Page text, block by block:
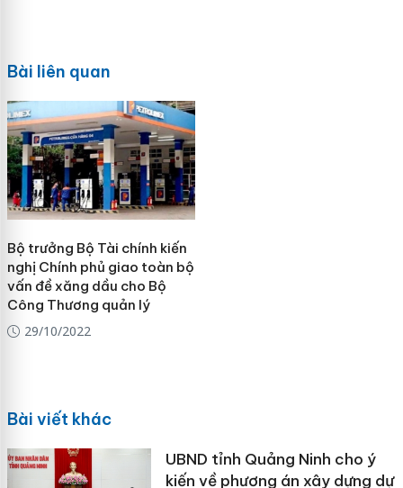
Bài liên quan
Bộ trưởng Bộ Tài chính kiến
nghị Chính phủ giao toàn bộ
vấn đề xăng dầu cho Bộ
Công Thương quản lý
29/10/2022
Bài viết khác
UBND tỉnh Quảng Ninh cho ý
kiến về phương án xây dựng dự